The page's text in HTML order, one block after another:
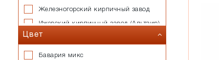
Железногорский кирпичный завод
Ижевский кирпичный завод (Альтаир)
Казанский завод силикатных
Цвет
Бавария микс